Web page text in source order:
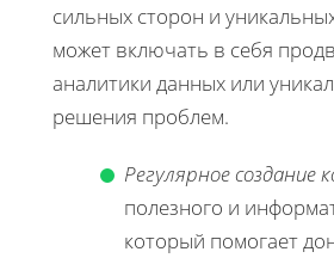
сильных сторон и
может включать в себя
аналитики данных или
решения проблем.
Регулярное
полезного и
который помогает